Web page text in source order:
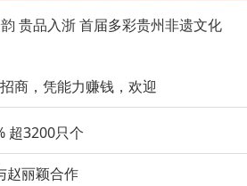
贵品入浙 首届多彩贵州非遗文化
商，凭能力赚钱，欢迎
DM生而全
到极致
超3200只个
赵丽颖合作